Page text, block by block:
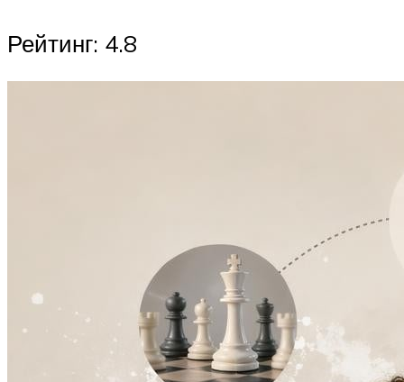
Рейтинг: 4.8